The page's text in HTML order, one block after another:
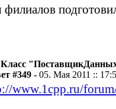
филиалов
#349 - 05. Мая 2011 ::
www.1cpp.ru/